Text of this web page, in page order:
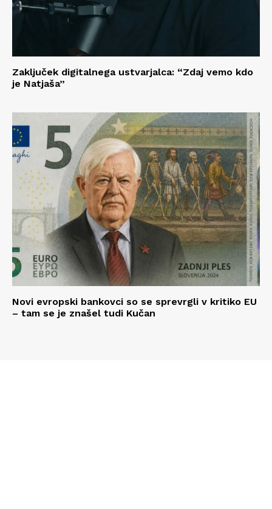
Zaključek digitalnega ustvarjalca: “Zdaj vemo kdo
je Natjaša”
Novi evropski bankovci so se sprevrgli v kritiko EU
– tam se je znašel tudi Kučan